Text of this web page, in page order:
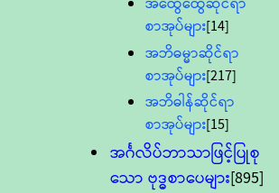
စာအုပ်များ[14]
အဘိဓမ္မာဆိုင်ရာ
စာအုပ်များ[217]
အဘိဓါန်ဆိုင်ရာ
စာအုပ်များ[15]
အင်္ဂလိပ်ဘာသာဖြင့်ပြုစု
သော ဗုဒ္ဓစာပေများ[895]